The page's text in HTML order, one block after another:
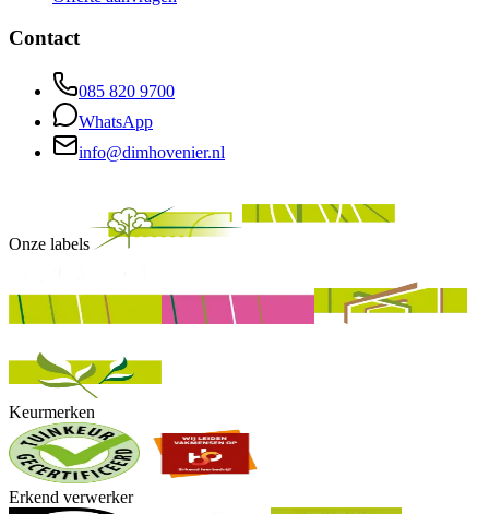
Contact
085 820 9700
WhatsApp
info@dimhovenier.nl
Onze labels
Keurmerken
Erkend verwerker